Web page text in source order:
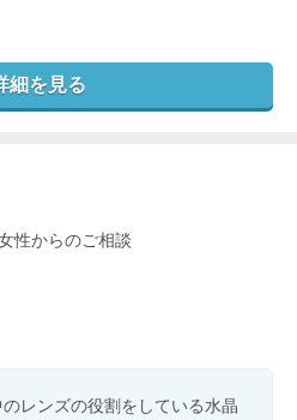
細を見る
性からのご相談
レンズの役割をしている水晶